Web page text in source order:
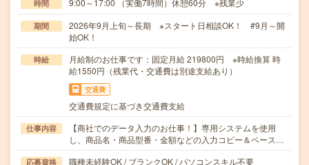
時間 9:00～17:00 （実働7時間）休憩60分 ※残業少
期間
2026年9月上旬～長期 ※スタート日相談OK！ #9月～開
始OK！
時給
月給制のお仕事です：固定月給 219800円 ※時給換算 時
給1550円（残業代・交通費は別途支給あり）
交通費
交通費規定に基づき交通費支給
仕事内容
【商社でのデータ入力のお仕事！】専用システムを使用
し、商品名・商品型番・金額などの入力コピー＆ペース…
応募資格
職種未経験OK / ブランクOK / パソコンスキル不要